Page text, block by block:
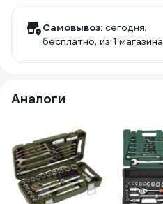
Самовывоз: сегодня,
бесплатно, из 1 магазина
Аналоги